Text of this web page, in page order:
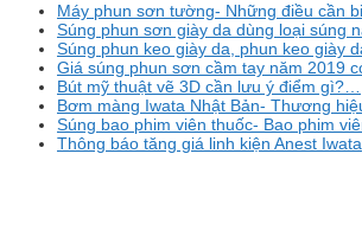
Máy phun sơn tường- Những điều cần
Súng phun sơn giày da dùng loại súng
Súng phun keo giày da, phun keo giày
Giá súng phun sơn cầm tay năm 2019
Bút mỹ thuật vẽ 3D cần lưu ý điểm gì?…
Bơm màng Iwata Nhật Bản- Thương
Súng bao phim viên thuốc- Bao phim
Thông báo tăng giá linh kiện Anest Iwata